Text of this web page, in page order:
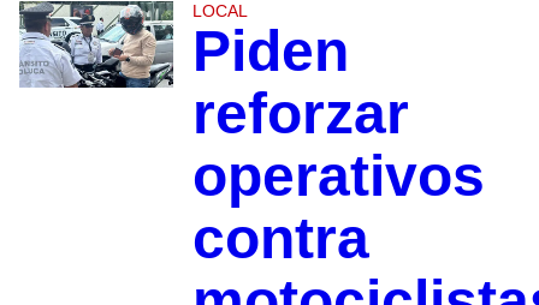
LOCAL
Piden
reforzar
operativos
contra